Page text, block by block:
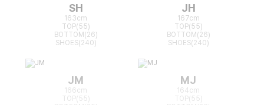
SH
163cm
TOP(55)
BOTTOM(26)
SHOES(240)
JH
167cm
TOP(55)
BOTTOM(26)
SHOES(240)
JM
166cm
TOP(55)
MJ
164cm
TOP(55)